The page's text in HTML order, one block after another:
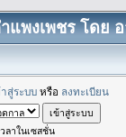
พงเพชร โดย
าสู่ระบบ หรือ ลงทะเบียน
ลาในเซสชั่น